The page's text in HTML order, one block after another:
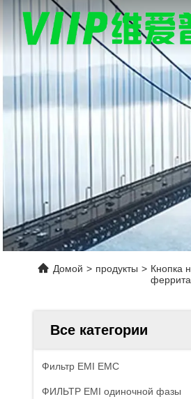
Домой > продукты > Кнопка
феррита
Все категории
Фильтр EMI EMC
ФИЛЬТР EMI одиночной фазы